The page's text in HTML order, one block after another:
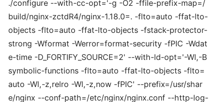
./configure --with-cc-opt='-g -O2 -ffile-prefix-map=/
build/nginx-zctdR4/nginx-1.18.0=. -flto=auto -ffat-lto-
objects -flto=auto -ffat-lto-objects -fstack-protector-
strong -Wformat -Werror=format-security -fPIC -Wdat
e-time -D_FORTIFY_SOURCE=2' --with-ld-opt='-Wl,-B
symbolic-functions -flto=auto -ffat-lto-objects -flto=
auto -Wl,-z,relro -Wl,-z,now -fPIC' --prefix=/usr/shar
e/nginx --conf-path=/etc/nginx/nginx.conf --http-log-